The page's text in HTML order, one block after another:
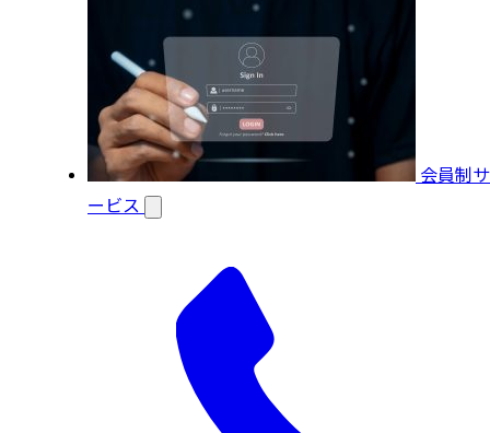
会員制サ
ービス